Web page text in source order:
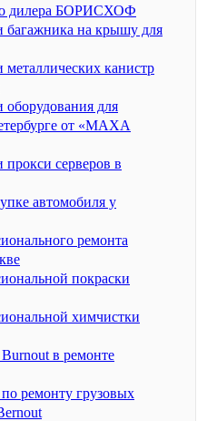
дилера БОРИСХОФ
багажника на крышу для
канистр
для
от «МАХА
серверов в
автомобиля у
ремонта
покраски
химчистки
в ремонте
ремонту грузовых